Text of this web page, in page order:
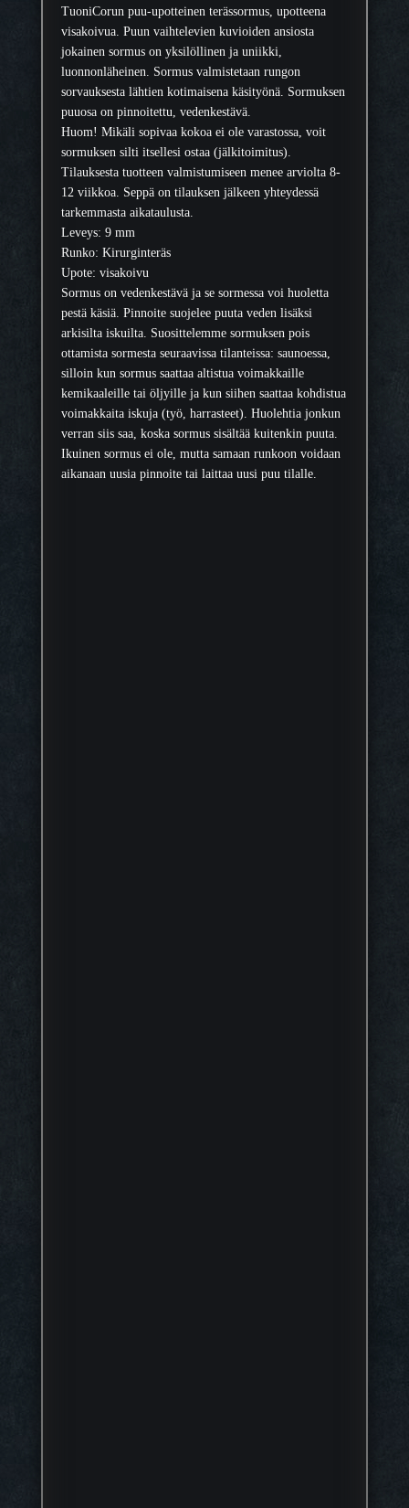
r
m
u
s
9
m
m
m
ä
ä
r
ä
TuoniCorun puu-upotteinen terässormus, upotteena
visakoivua. Puun vaihtelevien kuvioiden ansiosta
jokainen sormus on yksilöllinen ja uniikki,
luonnonläheinen. Sormus valmistetaan rungon
sorvauksesta lähtien kotimaisena käsityönä. Sormuksen
puuosa on pinnoitettu, vedenkestävä.
Huom! Mikäli sopivaa kokoa ei ole varastossa, voit
sormuksen silti itsellesi ostaa (jälkitoimitus).
Tilauksesta tuotteen valmistumiseen menee arviolta 8-
12 viikkoa. Seppä on tilauksen jälkeen yhteydessä
tarkemmasta aikataulusta.
Leveys: 9 mm
Runko: Kirurginteräs
Upote: visakoivu
Sormus on vedenkestävä ja se sormessa voi huoletta
pestä käsiä. Pinnoite suojelee puuta veden lisäksi
arkisilta iskuilta. Suosittelemme sormuksen pois
ottamista sormesta seuraavissa tilanteissa: saunoessa,
silloin kun sormus saattaa altistua voimakkaille
kemikaaleille tai öljyille ja kun siihen saattaa kohdistua
voimakkaita iskuja (työ, harrasteet). Huolehtia jonkun
verran siis saa, koska sormus sisältää kuitenkin puuta.
Ikuinen sormus ei ole, mutta samaan runkoon voidaan
aikanaan uusia pinnoite tai laittaa uusi puu tilalle.